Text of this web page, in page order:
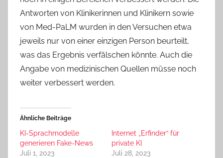
Antworten von Klinikerinnen und Klinikern sowie
von Med-PaLM wurden in den Versuchen etwa
jeweils nur von einer einzigen Person beurteilt,
was das Ergebnis verfälschen könnte. Auch die
Angabe von medizinischen Quellen müsse noch
weiter verbessert werden.
Ähnliche Beiträge
KI-Sprachmodelle
generieren Fake-News
Juli 1, 2023
Internet „Erfinder“ für
private KI
Juli 28, 2023